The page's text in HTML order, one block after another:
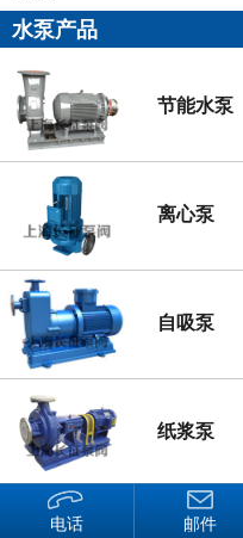
水泵产品
节能水泵
离心泵
自吸泵
纸浆泵
电话 邮件